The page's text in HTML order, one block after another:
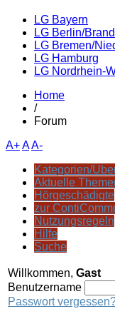
LG Bayern
LG Berlin/
LG Bremen/
LG Hamburg
LG Nordrhein-
Home
/
Forum
A+AA-
Kategorien/
Aktuelle
Hörgeschädigte
zur
Nutzungsregeln
Hilfe
Suche
Willkommen, Gast
Benutzername
Passwort